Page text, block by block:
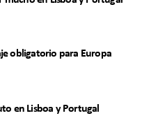
obligatorio para Europa
en Lisboa y Portugal